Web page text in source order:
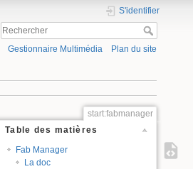
S'identifier
Gestionnaire Multimédia Plan du site
start:fabmanager
Table des matières
Fab Manager
La doc